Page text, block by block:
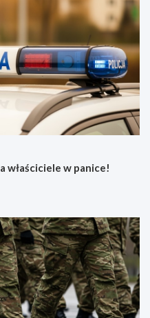
właściciele w panice!